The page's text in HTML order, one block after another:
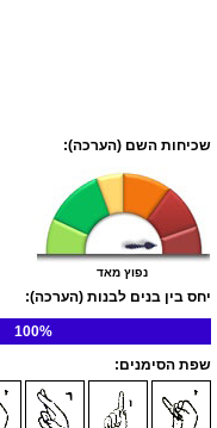
שכיחות השם (הערכה):
נפוץ מאד
יחס בין בנים לבנות (הערכה):
100%
שפת הסימנים: